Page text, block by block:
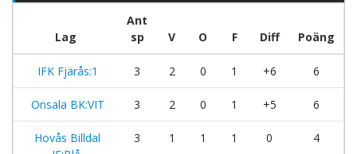
Lag
Ant
sp
V O F Diff Poäng
IFK Fjärås:1 3 2 0 1 +6 6
Onsala BK:VIT 3 2 0 1 +5 6
Hovås Billdal
3 1 1 1 0 4